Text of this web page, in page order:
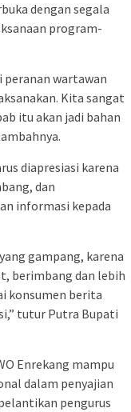
dengan segala
program-
peranan wartawan
Kita sangat
itu akan jadi bahan
diapresiasi karena
dan
informasi kepada
gampang, karena
berimbang dan lebih
konsumen berita
tutur Putra Bupati
Enrekang mampu
dalam penyajian
pengurus